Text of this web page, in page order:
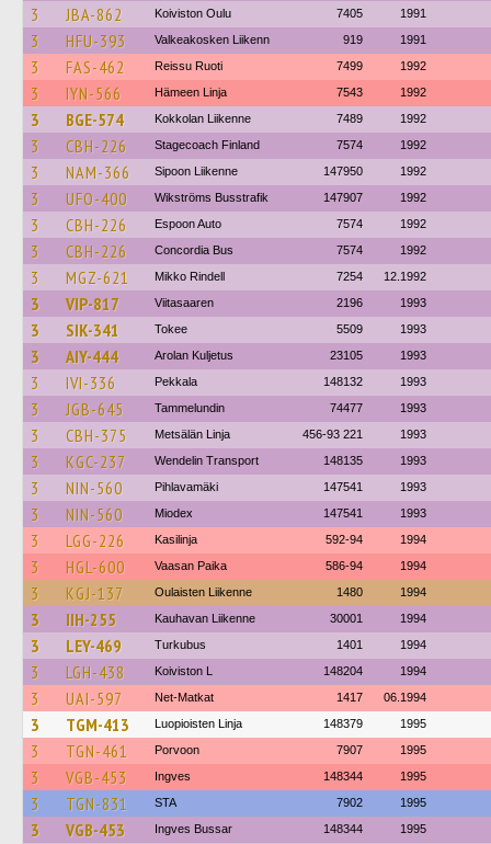
3 JBA-862 Koiviston Oulu 7405 1991
3 HFU-393 Valkeakosken Liikenn 919 1991
3 FAS-462 Reissu Ruoti 7499 1992
3 IYN-566 Hämeen Linja 7543 1992
3 BGE-574 Kokkolan Liikenne 7489 1992
3 CBH-226 Stagecoach Finland 7574 1992
3 NAM-366 Sipoon Liikenne 147950 1992
3 UFO-400 Wikströms Busstrafik 147907 1992
3 CBH-226 Espoon Auto 7574 1992
3 CBH-226 Concordia Bus 7574 1992
3 MGZ-621 Mikko Rindell 7254 12.1992
3 VIP-817 Viitasaaren 2196 1993
3 SIK-341 Tokee 5509 1993
3 AIY-444 Arolan Kuljetus 23105 1993
3 IVI-336 Pekkala 148132 1993
3 JGB-645 Tammelundin 74477 1993
3 CBH-375 Metsälän Linja 456-93 221 1993
3 KGC-237 Wendelin Transport 148135 1993
3 NIN-560 Pihlavamäki 147541 1993
3 NIN-560 Miodex 147541 1993
3 LGG-226 Kasilinja 592-94 1994
3 HGL-600 Vaasan Paika 586-94 1994
3 KGJ-137 Oulaisten Liikenne 1480 1994
3 IIH-255 Kauhavan Liikenne 30001 1994
3 LEY-469 Turkubus 1401 1994
3 LGH-438 Koiviston L 148204 1994
3 UAI-597 Net-Matkat 1417 06.1994
3 TGM-413 Luopioisten Linja 148379 1995
3 TGN-461 Porvoon 7907 1995
3 VGB-453 Ingves 148344 1995
3 TGN-831 STA 7902 1995
3 VGB-453 Ingves Bussar 148344 1995